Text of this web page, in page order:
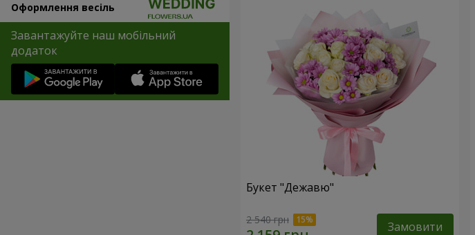
Оформлення весіль
Завантажуйте наш мобільний
додаток
Букет "Дежавю"
2 540 грн Замовити